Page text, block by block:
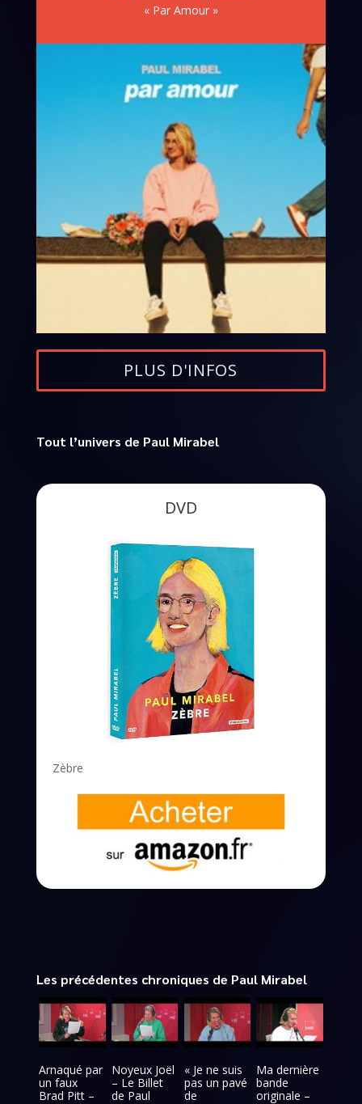
« Par Amour »
PLUS D'INFOS
Tout l’univers de Paul Mirabel
DVD
Zèbre
Les précédentes chroniques de Paul Mirabel
Arnaqué par
un faux
Brad Pitt –
Noyeux Joël
– Le Billet
de Paul
« Je ne suis
pas un pavé
de
Ma dernière
bande
originale –